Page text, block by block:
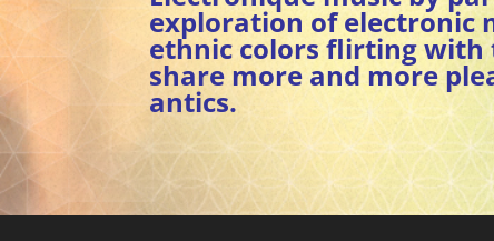
exploration of electronic
ethnic colors flirting with
share more and more
antics.